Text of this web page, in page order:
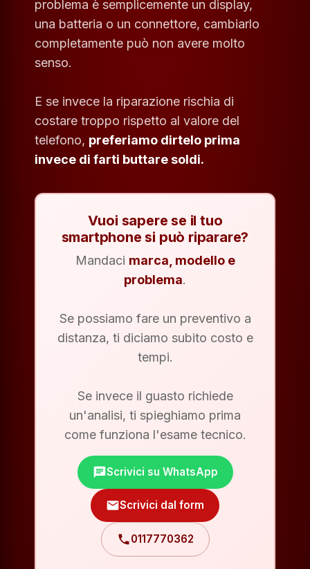
problema è semplicemente un display,
una batteria o un connettore, cambiarlo
completamente può non avere molto
senso.
E se invece la riparazione rischia di
costare troppo rispetto al valore del
telefono, preferiamo dirtelo prima
invece di farti buttare soldi.
Vuoi sapere se il tuo
smartphone si può riparare?
Mandaci marca, modello e
problema.
Se possiamo fare un preventivo a
distanza, ti diciamo subito costo e
tempi.
Se invece il guasto richiede
un'analisi, ti spieghiamo prima
come funziona l'esame tecnico.
chatScrivici su WhatsApp
mailScrivici dal form
phone0117770362